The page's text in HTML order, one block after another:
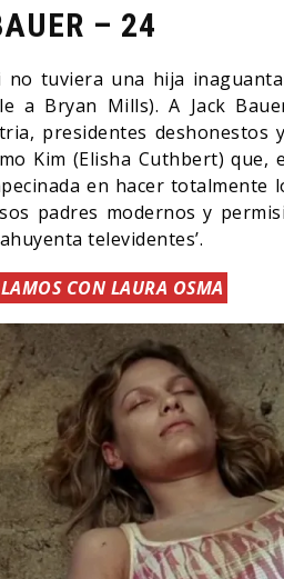
– 24
tuviera una hija
a Bryan Mills). A Jack
presidentes deshonestos
Kim (Elisha Cuthbert) que,
en hacer totalmente
padres modernos y
televidentes’.
CON LAURA OSMA
MAN: UN NUEVO
05/08/2026